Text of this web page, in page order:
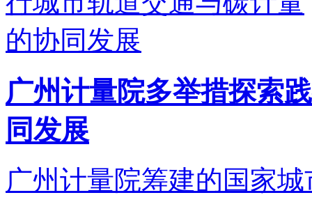
广州计量院多举措探索
同发展
广州计量院筹建的国家